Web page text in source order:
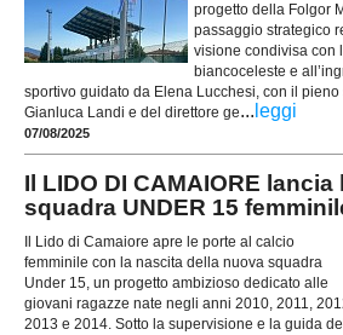
progetto della Folgor
passaggio strategico
visione condivisa con
biancoceleste e
sportivo guidato da Elena Lucchesi, con il
Gianluca Landi e del direttore ge... leggi
07/08/2025
Il LIDO DI CAMAIORE
squadra UNDER 15
Il Lido di Camaiore apre le porte al calcio
femminile con la nascita della nuova squadra
Under 15, un progetto ambizioso dedicato alle
giovani ragazze nate negli anni 2010, 2011,
2013 e 2014. Sotto la supervisione e la guida del